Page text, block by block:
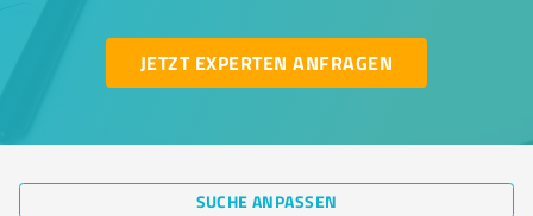
JETZT EXPERTEN ANFRAGEN
SUCHE ANPASSEN